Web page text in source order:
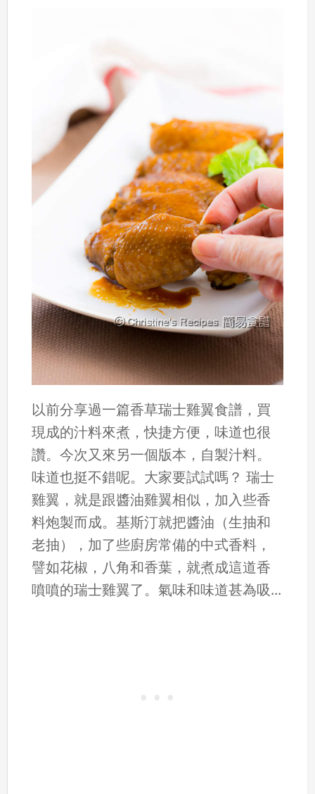
以前分享過一篇香草瑞士雞翼食譜，買
現成的汁料來煮，快捷方便，味道也很
讚。今次又來另一個版本，自製汁料。
味道也挺不錯呢。大家要試試嗎？ 瑞士
雞翼，就是跟醬油雞翼相似，加入些香
料炮製而成。基斯汀就把醬油（生抽和
老抽），加了些廚房常備的中式香料，
譬如花椒，八角和香葉，就煮成這道香
噴噴的瑞士雞翼了。氣味和味道甚為吸...